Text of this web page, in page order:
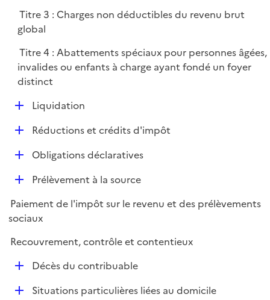
l
i
e
r
Titre 3 : Charges non déductibles du revenu brut
global
Titre 4 : Abattements spéciaux pour personnes âgées,
invalides ou enfants à charge ayant fondé un foyer
distinct
DLiquidation
D
e
r
Réductions et crédits d'impôt
D
i
e
r
Obligations déclaratives
D
p
l
i
Prélèvement à la source
Paiement de l'impôt sur le revenu et des prélèvements
sociaux
Recouvrement, contrôle et contentieux
DDécès du contribuable
DSituations particulières liées au domicile